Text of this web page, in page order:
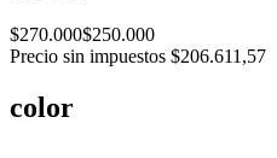
$270.000$250.000
Precio sin impuestos $206.611,57
color